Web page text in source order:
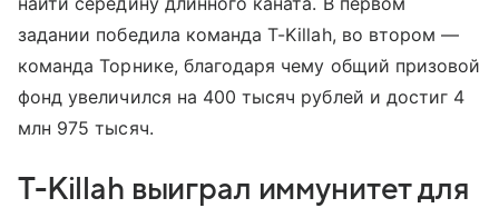
задании победила команда T-Killah, во втором —
команда Торнике, благодаря чему общий призовой
фонд увеличился на 400 тысяч рублей и достиг 4
млн 975 тысяч.
T-Killah выиграл иммунитет для